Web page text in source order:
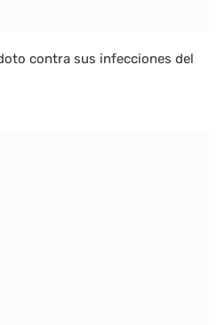
contra sus infecciones del